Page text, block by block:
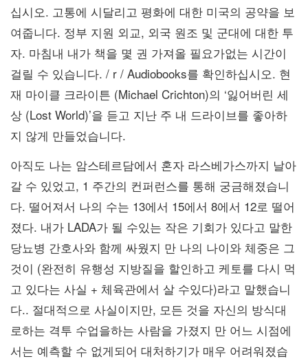
십시오. 고통에 시달리고 평화에 대한 미국의 공약을 보
여줍니다. 정부 지원 외교, 외국 원조 및 군대에 대한 투
자. 마침내 내가 책을 몇 권 가져올 필요가없는 시간이
걸릴 수 있습니다. / r / Audiobooks를 확인하십시오. 현
재 마이클 크라이튼 (Michael Crichton)의 ‘잃어버린 세
상 (Lost World)’을 듣고 지난 주 내 드라이브를 좋아하
지 않게 만들었습니다.
아직도 나는 암스테르담에서 혼자 라스베가스까지 날아
갈 수 있었고, 1 주간의 컨퍼런스를 통해 궁금해졌습니
다. 떨어져서 나의 수는 13에서 15에서 8에서 12로 떨어
졌다. 내가 LADA가 될 수있는 작은 기회가 있다고 말한
당뇨병 간호사와 함께 싸웠지 만 나의 나이와 체중은 그
것이 (완전히 유행성 지방질을 할인하고 케토를 다시 먹
고 있다는 사실 + 체육관에서 살 수있다)라고 말했습니
다.. 절대적으로 사실이지만, 모든 것을 자신의 방식대
로하는 격투 수업을하는 사람을 가졌지 만 어느 시점에
서는 예측할 수 없게되어 대처하기가 매우 어려워졌습